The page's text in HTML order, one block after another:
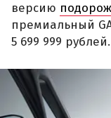
версию
премиальный
5 699 999 рублей.